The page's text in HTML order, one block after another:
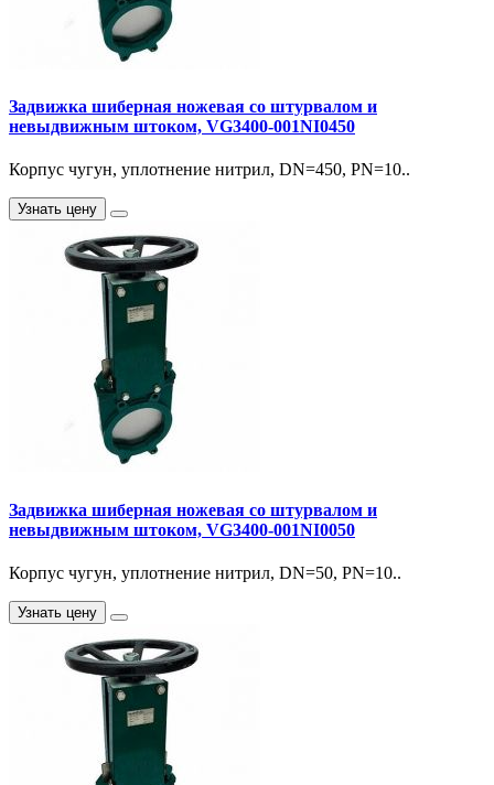
Задвижка шиберная ножевая со штурвалом и
невыдвижным штоком, VG3400-001NI0450
Корпус чугун, уплотнение нитрил, DN=450, PN=10..
Узнать цену
Задвижка шиберная ножевая со штурвалом и
невыдвижным штоком, VG3400-001NI0050
Корпус чугун, уплотнение нитрил, DN=50, PN=10..
Узнать цену